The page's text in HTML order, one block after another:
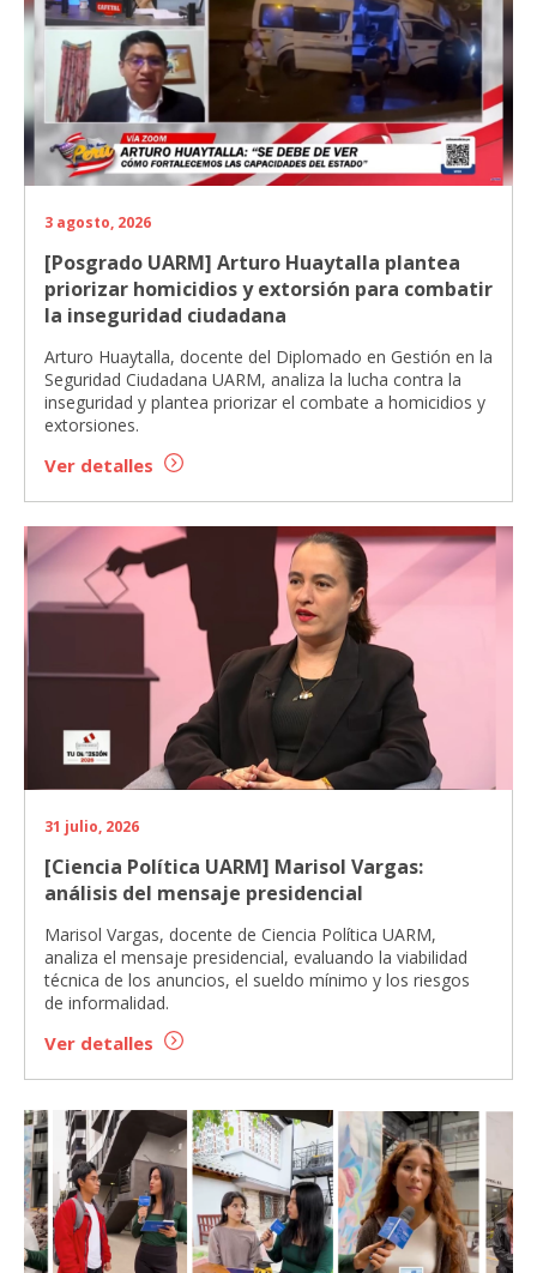
3 agosto, 2026
[Posgrado UARM] Arturo Huaytalla plantea
priorizar homicidios y extorsión para combatir
la inseguridad ciudadana
Arturo Huaytalla, docente del Diplomado en Gestión en la
Seguridad Ciudadana UARM, analiza la lucha contra la
inseguridad y plantea priorizar el combate a homicidios y
extorsiones.
Ver detalles
31 julio, 2026
[Ciencia Política UARM] Marisol Vargas:
análisis del mensaje presidencial
Marisol Vargas, docente de Ciencia Política UARM,
analiza el mensaje presidencial, evaluando la viabilidad
técnica de los anuncios, el sueldo mínimo y los riesgos
de informalidad.
Ver detalles